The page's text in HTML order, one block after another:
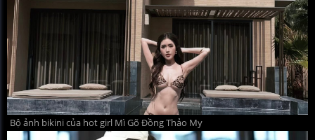
Bộ ảnh bikini của hot girl Mì Gõ Đồng Thảo My